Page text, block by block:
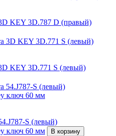
KEY 3D.787 D (правый)
KEY 3D.771 S (левый)
S (левый)
ключ 60 мм
В корзину